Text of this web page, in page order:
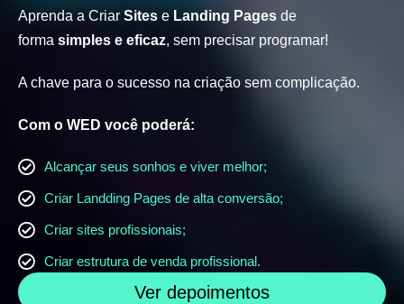
Aprenda a Criar Sites e Landing Pages de
forma simples e eficaz, sem precisar programar!
A chave para o sucesso na criação sem complicação.
Com o WED você poderá:
Alcançar seus sonhos e viver melhor;
Criar Landding Pages de alta conversão;
Criar sites profissionais;
Criar estrutura de venda profissional.
Ver depoimentos